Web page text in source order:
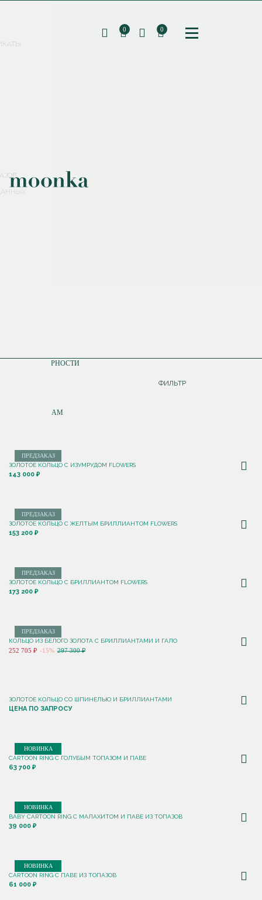
Соглашаюсь с
0 0
ПО ПОПУЛЯРНОСТИ
ПО НОВИНКАМ
ФИЛЬТР
ПРЕДЗАКАЗ
ЗОЛОТОЕ КОЛЬЦО С ИЗУМРУДОМ FLOWERS
143 000 ₽
ПРЕДЗАКАЗ
ЗОЛОТОЕ КОЛЬЦО С ЖЕЛТЫМ БРИЛЛИАНТОМ FLOWERS
153 200 ₽
ПРЕДЗАКАЗ
ЗОЛОТОЕ КОЛЬЦО С БРИЛЛИАНТОМ FLOWERS
173 200 ₽
ПРЕДЗАКАЗ
КОЛЬЦО ИЗ БЕЛОГО ЗОЛОТА С БРИЛЛИАНТАМИ И ГАЛО
252 705 ₽ -15% 297 300 ₽
ЗОЛОТОЕ КОЛЬЦО СО ШПИНЕЛЬЮ И БРИЛЛИАНТАМИ
ЦЕНА ПО ЗАПРОСУ
НОВИНКА
CARTOON RING С ГОЛУБЫМ ТОПАЗОМ И ПАВЕ
63 700 ₽
НОВИНКА
BABY CARTOON RING С МАЛАХИТОМ И ПАВЕ ИЗ ТОПАЗОВ
39 000 ₽
НОВИНКА
CARTOON RING С ПАВЕ ИЗ ТОПАЗОВ
61 000 ₽